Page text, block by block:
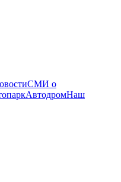
СМИ о
АвтодромНаш